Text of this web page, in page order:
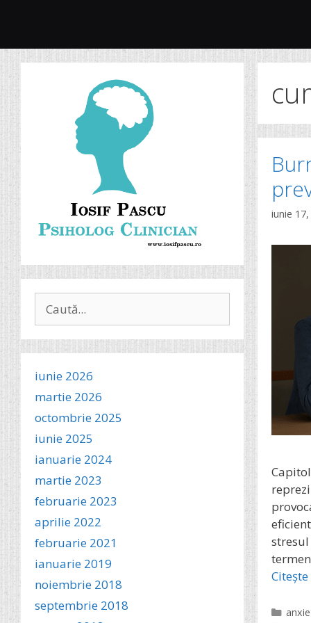
iunie
după:
iunie 2026
martie 2026
octombrie 2025
iunie 2025
ianuarie 2024
martie 2023
februarie 2023
aprilie 2022
februarie 2021
ianuarie 2019
noiembrie 2018
septembrie 2018